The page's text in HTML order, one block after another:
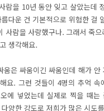
람을 10년 동안 잊고 살았는데
다운 건 기본적으로 위험한 걸
사람을 사랑했구나. 그래서 죽
생각해요.
움은 싸움이긴 싸움인데 해가 안
요. 그런 것들이 4명의 추억 속
에 넣었는데 실제로 찍을 때는
다양한 강도로 저희가 많은 시도를